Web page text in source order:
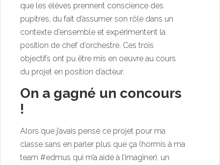
que les élèves prennent conscience des
pupitres, du fait d’assumer son rôle dans un
contexte d’ensemble et expérimentent la
position de chef d’orchestre. Ces trois
objectifs ont pu être mis en oeuvre au cours
du projet en position d’acteur.
On a gagné un concours
!
Alors que j’avais pensé ce projet pour ma
classe sans en parler plus que ça (hormis à ma
team #edmus qui m’a aidé à l’imaginer), un